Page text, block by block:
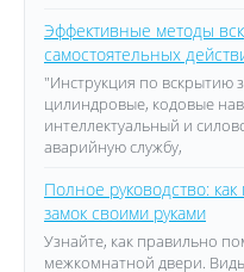
Эффективные методы
самостоятельных
"Инструкция по вскрытию
цилиндровые, кодовые
интеллектуальный и
аварийную службу,
Полное руководство:
замок своими руками
Узнайте, как правильно
межкомнатной двери.